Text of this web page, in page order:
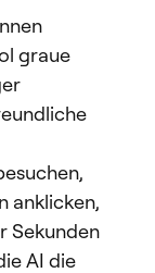
graue
anklicken,
Sekunden
AI die